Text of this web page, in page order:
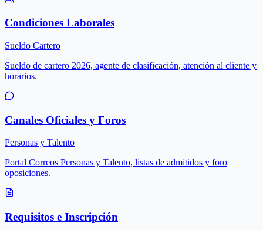
Condiciones Laborales
Sueldo Cartero
Sueldo de cartero 2026, agente de clasificación, atención al cliente y
horarios.
Canales Oficiales y Foros
Personas y Talento
Portal Correos Personas y Talento, listas de admitidos y foro
oposiciones.
Requisitos e Inscripción